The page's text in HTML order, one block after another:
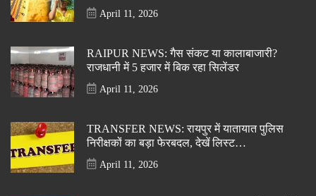
April 11, 2026
RAIPUR NEWS: गैस संकट या कालाबाजारी?
राजधानी में 5 हजार में बिक रहा सिलेंडर
April 11, 2026
TRANSFER NEWS: रायपुर में यातायात पुलिस
निरीक्षकों का बड़ा फेरबदल, देखें लिस्ट…
April 11, 2026